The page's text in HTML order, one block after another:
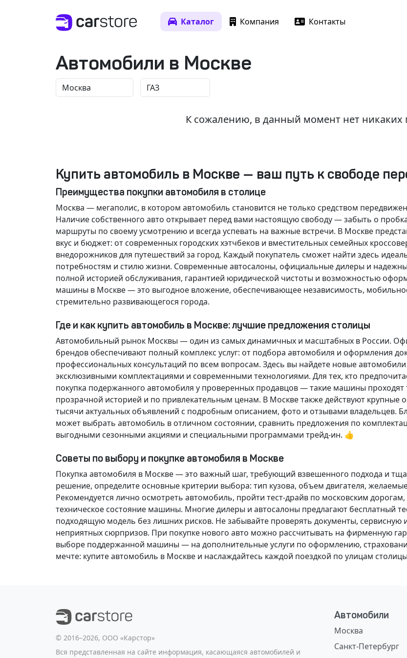
Каталог Компания Контакты
Автомобили в Москве
К сожалению, в данный момент нет никаких
Купить автомобиль в Москве — ваш путь к свободе
Преимущества покупки автомобиля в столице
Москва — мегаполис, в котором автомобиль становится не только средством
Наличие собственного авто открывает перед вами настоящую свободу — забыть о
маршруты по своему усмотрению и всегда успевать на важные встречи. В Москве
вкус и бюджет: от современных городских хэтчбеков и вместительных семейных
внедорожников для путешествий за город. Каждый покупатель сможет найти здесь
потребностям и стилю жизни. Современные автосалоны, официальные дилеры и
полной историей обслуживания, гарантией юридической чистоты и возможностью
машины в Москве — это выгодное вложение, обеспечивающее независимость,
стремительно развивающегося города.
Где и как купить автомобиль в Москве: лучшие предложения столицы
Автомобильный рынок Москвы — один из самых динамичных и масштабных в России.
брендов обеспечивают полный комплекс услуг: от подбора автомобиля и оформления
профессиональных консультаций по всем вопросам. Здесь вы найдете новые
эксклюзивными комплектациями и современными технологиями. Для тех, кто
покупка подержанного автомобиля у проверенных продавцов — такие машины проходят
прозрачной историей и по привлекательным ценам. В Москве также действуют крупные
тысячи актуальных объявлений с подробным описанием, фото и отзывами владельцев.
может выбрать автомобиль в отличном состоянии, сравнить предложения по
выгодными сезонными акциями и специальными программами трейд-ин. 👍
Советы по выбору и покупке автомобиля в Москве
Покупка автомобиля в Москве — это важный шаг, требующий взвешенного подхода и
решение, определите основные критерии выбора: тип кузова, объем двигателя,
Рекомендуется лично осмотреть автомобиль, пройти тест-драйв по московским
техническое состояние машины. Многие дилеры и автосалоны предлагают бесплатный
подходящую модель без лишних рисков. Не забывайте проверять документы,
неприятных сюрпризов. При покупке нового авто можно рассчитывать на фирменную
выборе поддержанной машины — на дополнительные услуги по оформлению,
мечте: купите автомобиль в Москве и наслаждайтесь каждой поездкой по улицам
©️ 2016–2026, ООО «Карстор»
Вся представленная на сайте информация, касающаяся автомобилей и
Автомобили
Москва
Санкт-Петербург